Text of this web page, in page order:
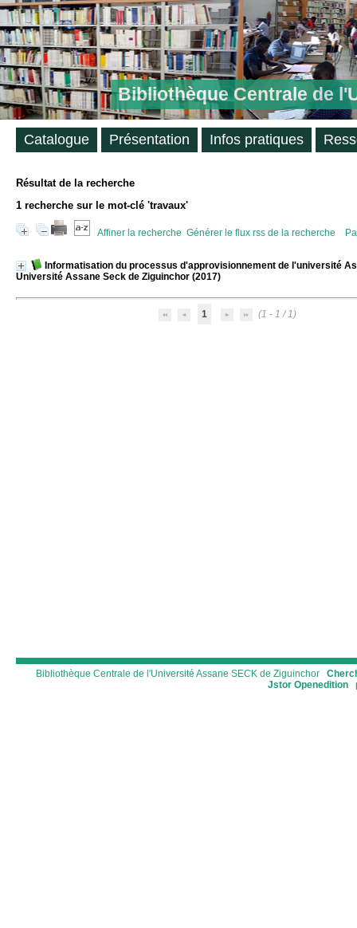
Bibliothèque Centrale de
Résultat de la recherche
1 recherche sur le mot-clé 'travaux'
Affiner la recherche Générer le flux rss de la recherche
Informatisation du processus d'approvisionnement de l'université
Université Assane Seck de Ziguinchor (2017)
1 (1 - 1 / 1)
Bibliothèque Centrale de l'Université Assane SECK de Ziguinchor
Jstor Openedition
Catalogue Présentation Infos pratiques